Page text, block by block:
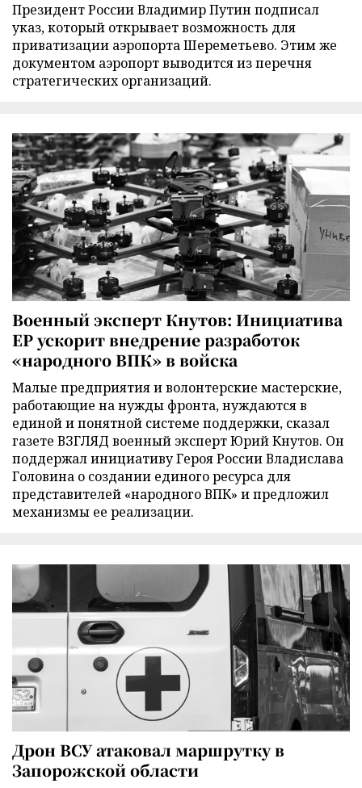
Президент России Владимир Путин подписал
указ, который открывает возможность для
приватизации аэропорта Шереметьево. Этим же
документом аэропорт выводится из перечня
стратегических организаций.
Военный эксперт Кнутов: Инициатива
ЕР ускорит внедрение разработок
«народного ВПК» в войска
Малые предприятия и волонтерские мастерские,
работающие на нужды фронта, нуждаются в
единой и понятной системе поддержки, сказал
газете ВЗГЛЯД военный эксперт Юрий Кнутов. Он
поддержал инициативу Героя России Владислава
Головина о создании единого ресурса для
представителей «народного ВПК» и предложил
механизмы ее реализации.
Дрон ВСУ атаковал маршрутку в
Запорожской области